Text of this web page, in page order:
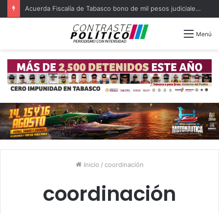
Acuerda Fiscalía de Tabasco bono de mil pesos judiciales quejosos
Menú
Inicio / coordinación
coordinación